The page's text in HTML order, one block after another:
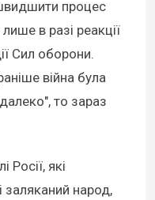
процес
в разі реакції
Сил оборони.
війна була
то зараз
Росії, які
заляканий народ,